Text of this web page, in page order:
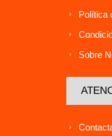
Política
Sobre